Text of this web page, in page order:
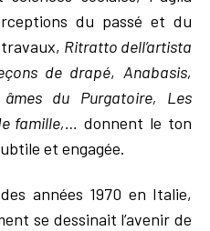
du passé et du
Ritratto dell’artista
de drapé, Anabasis,
du Purgatoire, Les
famille,… donnent le ton
et engagée.
années 1970 en Italie,
se dessinait l’avenir de